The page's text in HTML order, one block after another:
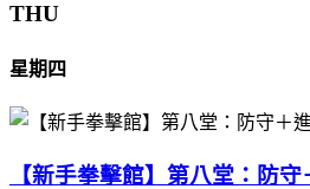
THU
星期四
【新手拳擊館】第八堂：防